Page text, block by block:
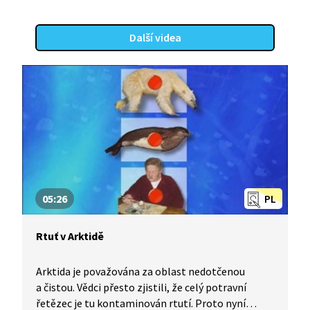
Další videa
PL
05:26
Rtuť v Arktidě
Arktida je považována za oblast nedotčenou
a čistou. Vědci přesto zjistili, že celý potravní
řetězec je tu kontaminován rtutí. Proto nyní